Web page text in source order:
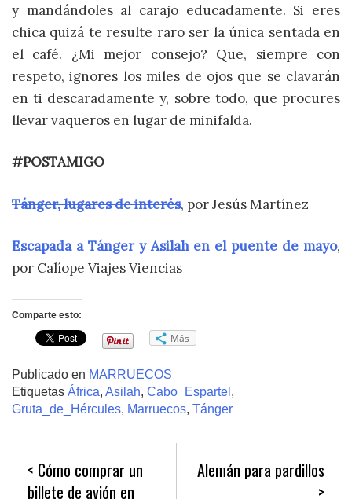
y mandándoles al carajo educadamente. Si eres
chica quizá te resulte raro ser la única sentada en
el café. ¿Mi mejor consejo? Que, siempre con
respeto, ignores los miles de ojos que se clavarán
en ti descaradamente y, sobre todo, que procures
llevar vaqueros en lugar de minifalda.
#POSTAMIGO
Tánger, lugares de interés, por Jesús Martínez
Escapada a Tánger y Asilah en el puente de mayo,
por Calíope Viajes Viencias
Comparte esto:
Más
Publicado en MARRUECOS
Etiquetas África, Asilah, Cabo_Espartel ,
Gruta_de_Hércules, Marruecos, Tánger
Navegación
de
Cómo comprar un
billete de avión en
Alemán para pardillos